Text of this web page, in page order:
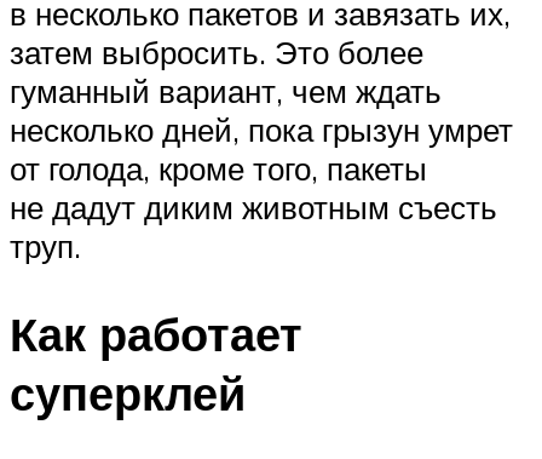
в несколько пакетов и завязать их,
затем выбросить. Это более
гуманный вариант, чем ждать
несколько дней, пока грызун умрет
от голода, кроме того, пакеты
не дадут диким животным съесть
труп.
Как работает
суперклей